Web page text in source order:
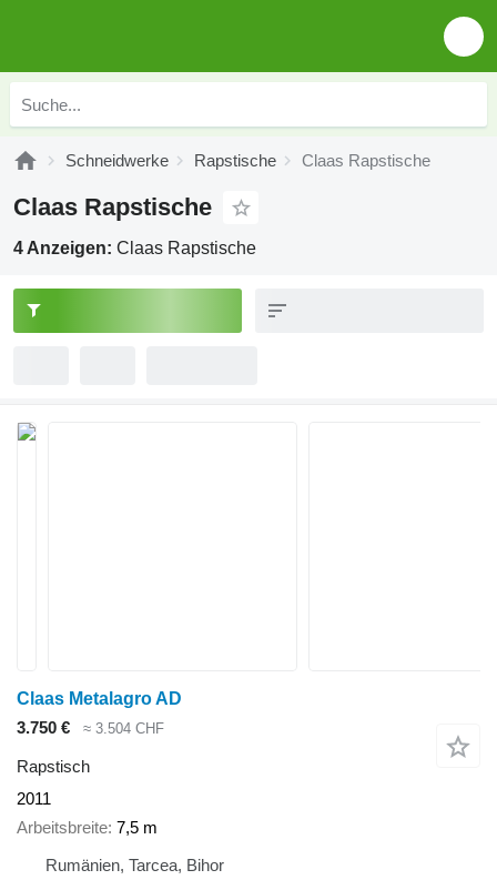
Schneidwerke Rapstische Claas Rapstische
Claas Rapstische
4 Anzeigen: Claas Rapstische
Claas Metalagro AD
3.750 €
≈ 3.504 CHF
Rapstisch
2011
Arbeitsbreite 7,5 m
Rumänien, Tarcea, Bihor